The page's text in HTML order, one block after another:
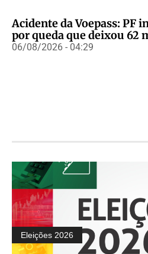
Acidente da Voepass: PF
por queda que deixou 62
06/08/2026 - 04:29
Eleições 2026